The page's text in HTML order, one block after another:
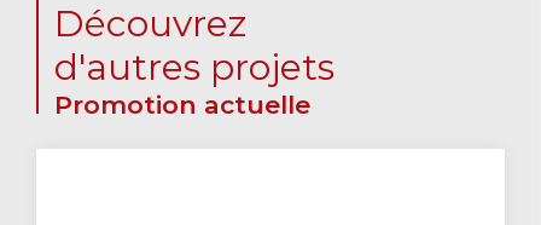
Découvrez
d'autres projets
Promotion actuelle